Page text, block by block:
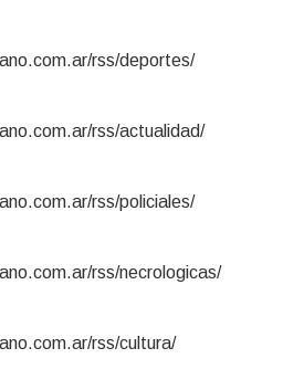
rss/deportes/
rss/actualidad/
rss/policiales/
rss/necrologicas/
rss/cultura/